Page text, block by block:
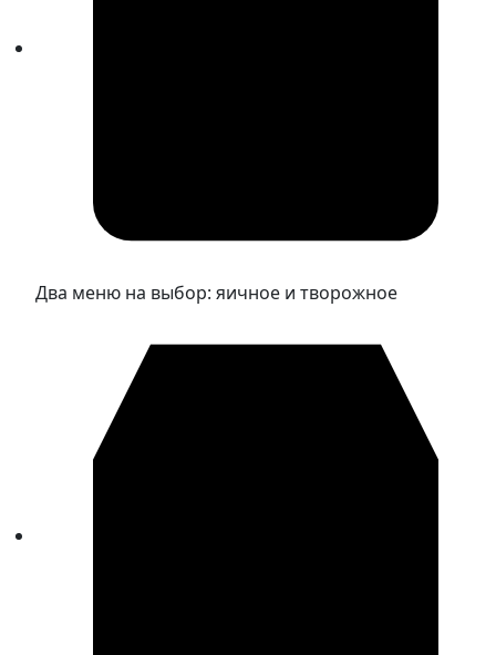
Два меню на выбор: яичное и творожное